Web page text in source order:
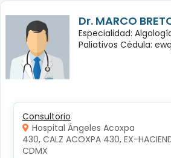
Dr. MARCO
Especialidad:
Paliativos Cédula:
Consultorio
Hospital Ángeles Acoxpa
430, CALZ ACOXPA 430, EX-
CDMX